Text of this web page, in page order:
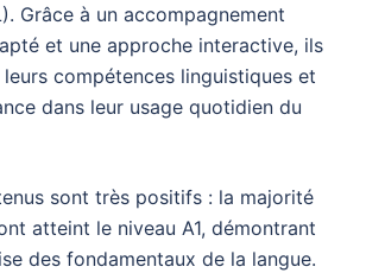
Grâce à un accompagnement
et une approche interactive, ils
compétences linguistiques et
dans leur usage quotidien du
sont très positifs : la majorité
atteint le niveau A1, démontrant
des fondamentaux de la langue.